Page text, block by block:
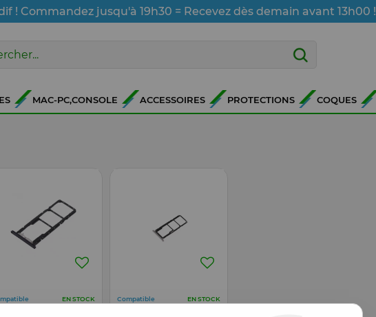
! Commandez jusqu'à 19h30 = Recevez dès demain avant 13h00 !
MAC-PC,CONSOLE ACCESSOIRES PROTECTIONS COQUES
EN STOCK Compatible EN STOCK